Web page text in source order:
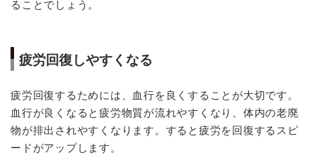
ることでしょう。
疲労回復しやすくなる
疲労回復するためには、血行を良くすることが大切です。
血行が良くなると疲労物質が流れやすくなり、体内の老廃
物が排出されやすくなります。すると疲労を回復するスピ
ードがアップします。